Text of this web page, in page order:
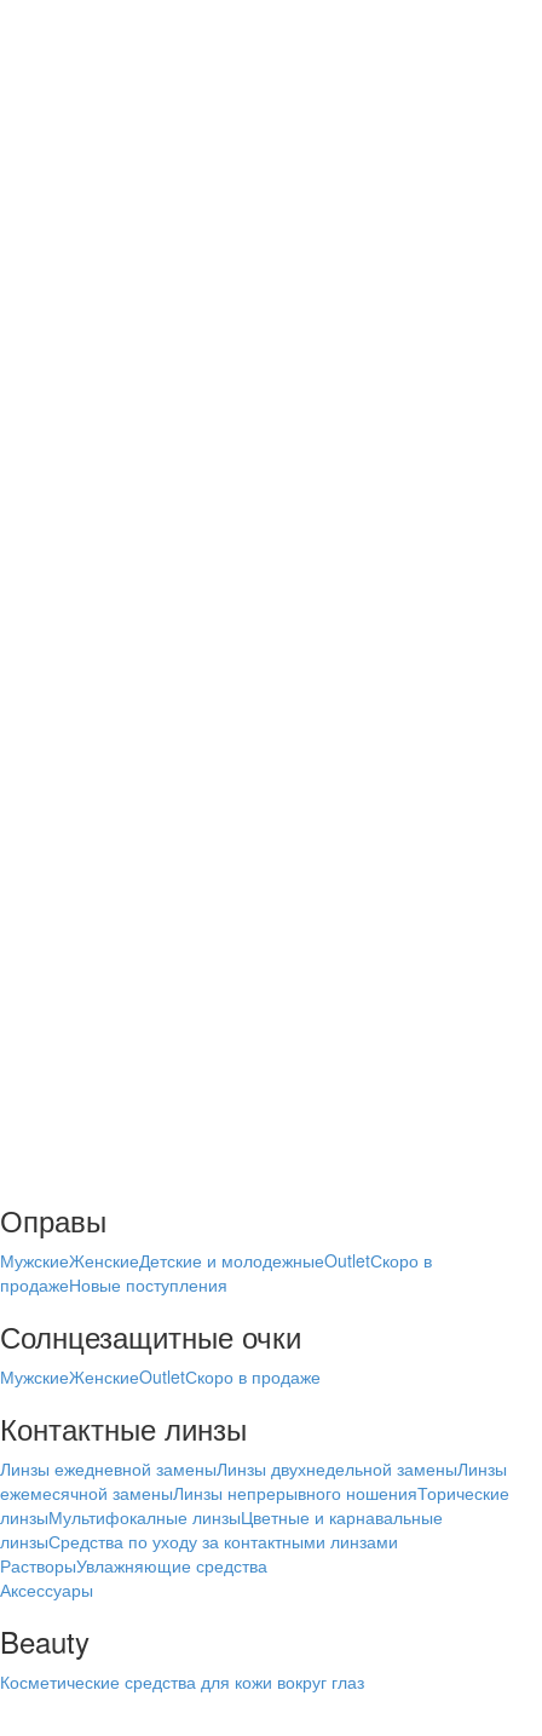
Оправы
МужскиеЖенскиеДетские и молодежныеOutletСкоро в
продажеНовые поступления
Солнцезащитные очки
МужскиеЖенскиеOutletСкоро в продаже
Контактные линзы
Линзы ежедневной заменыЛинзы двухнедельной заменыЛинзы
ежемесячной заменыЛинзы непрерывного ношенияТорические
линзыМультифокалные линзыЦветные и карнавальные
линзыСредства по уходу за контактными линзами
РастворыУвлажняющие средства
Аксессуары
Beauty
Косметические средства для кожи вокруг глаз